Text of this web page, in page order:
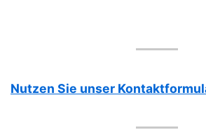
Nutzen Sie unser